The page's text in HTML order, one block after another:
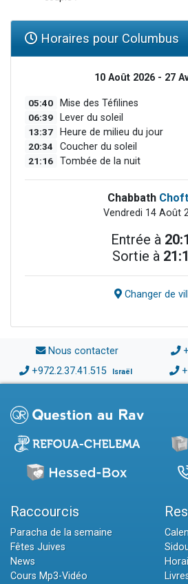
Horaires pour Columbus
10 Août 2026 - 27
05:40 Mise des Téfilines
06:39 Lever du soleil
13:37 Heure de milieu du jour
20:34 Coucher du soleil
21:16 Tombée de la nuit
Chabbath
Vendredi 14 Août
Entrée à
Sortie à
Changer de
Nous contacter
+972.2.37.41.515 Israël
Raccourcis
Paracha de la semaine
Fêtes Juives
News
Cours Mp3-Vidéo